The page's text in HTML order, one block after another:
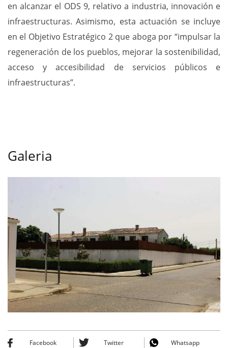
en alcanzar el ODS 9, relativo a industria, innovación e
infraestructuras. Asimismo, esta actuación se incluye
en el Objetivo Estratégico 2 que aboga por “impulsar la
regeneración de los pueblos, mejorar la sostenibilidad,
acceso y accesibilidad de servicios públicos e
infraestructuras”.
Galeria
Facebook Twitter Whatsapp